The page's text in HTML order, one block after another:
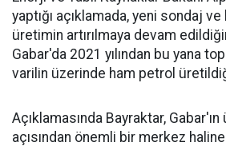
yaptığı açıklamada, yeni sondaj
üretimin artırılmaya devam
Gabar'da 2021 yılından bu yana
varilin üzerinde ham petrol
Açıklamasında Bayraktar,
açısından önemli bir merkez